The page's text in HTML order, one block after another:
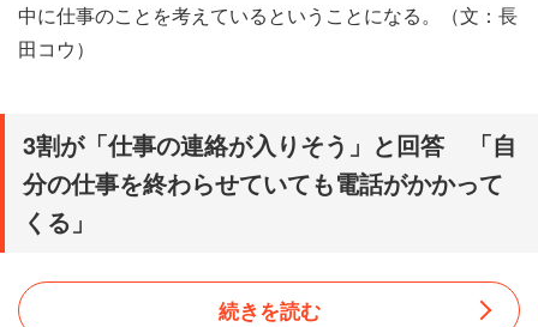
中に仕事のことを考えているということになる。（文：長
田コウ）
3割が「仕事の連絡が入りそう」と回答 「自
分の仕事を終わらせていても電話がかかって
くる」
続きを読む